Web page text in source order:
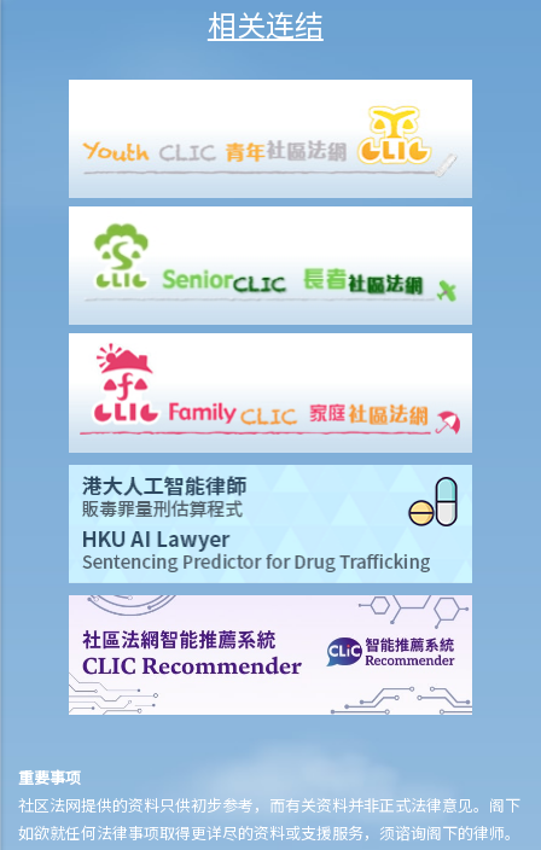
让我的妻子处理我的财政事务。
6. 注册及通知
b. 申请注册与完成注册之间的事宜
c. 就注册持久授权书作出通知
1. 假设授权人在其持久授权书内指定，持久授权书将在授权人被确诊患
有痴呆（失智）症之时开始生效。数年后，授权人出现了痴呆（失智）
症的徵状。不过，受权人没有把持久授权书拿到法院申请注册。其后，
授权人被确诊为精神上无行为能力。但受权人仍没有把持久授权书拿到
法院申请注册。那么，受权人可以行使该持久授权书载有的权力吗？毕
竟持久授权书规定它将在授权人被确诊患有痴呆（失智）症之时开始生
效。看来即使受权人违反有关注册的规定，他/她并没有做错甚么。那
么，注册是多余的吗？
7. 撤销持久授权
a. 由授权人撤销持久授权
1. 我于数年前签署了一份持久授权书，委任我的长子为受权人。不过，
最近我注意到他沉溺赌博，我已不再信任他。我现在想要任命我的小女
儿作为受权人。我应该怎样做？
b. 其他情况下撤销持久授权
8. 持久授权书的主要优点
1. 采用订明格式
a. 订明格式
相关连结
重要事项
社区法网提供的资料只供初步参考，而有关资料并非正式法律意见。阁下
如欲就任何法律事项取得更详尽的资料或支援服务，须谘询阁下的律师。